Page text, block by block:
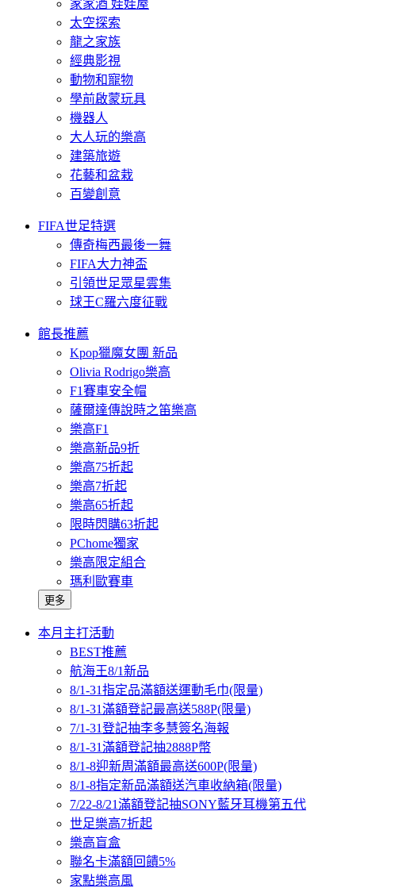
家家酒 娃娃屋
太空探索
龍之家族
經典影視
動物和寵物
學前啟蒙玩具
機器人
大人玩的樂高
建築旅遊
花藝和盆栽
百變創意
FIFA世足特選
傳奇梅西最後一舞
FIFA大力神盃
引領世足眾星雲集
球王C羅六度征戰
館長推薦
Kpop獵魔女團 新品
Olivia Rodrigo樂高
F1賽車安全帽
薩爾達傳說時之笛樂高
樂高F1
樂高新品9折
樂高75折起
樂高7折起
樂高65折起
限時閃購63折起
PChome獨家
樂高限定組合
瑪利歐賽車
更多
本月主打活動
BEST推薦
航海王8/1新品
8/1-31指定品滿額送運動毛巾(限量)
8/1-31滿額登記最高送588P(限量)
7/1-31登記抽李多慧簽名海報
8/1-31滿額登記抽2888P幣
8/1-8迎新周滿額最高送600P(限量)
8/1-8指定新品滿額送汽車收納箱(限量)
7/22-8/21滿額登記抽SONY藍牙耳機第五代
世足樂高7折起
樂高盲盒
聯名卡滿額回饋5%
家點樂高風